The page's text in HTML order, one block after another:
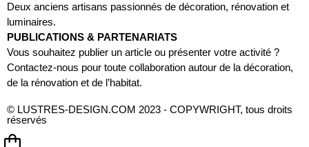
Deux anciens artisans passionnés de décoration, rénovation et
luminaires.
PUBLICATIONS & PARTENARIATS
Vous souhaitez publier un article ou présenter votre activité ?
Contactez-nous pour toute collaboration autour de la décoration,
de la rénovation et de l’habitat.
© LUSTRES-DESIGN.COM 2023 - COPYWRIGHT, tous droits
réservés